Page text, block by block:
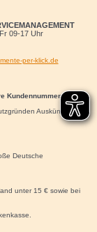
09-17 Uhr
per-klick.de
Kundennummer für uns
Auskünfte nur
Deutsche
unter 15 €sowie bei